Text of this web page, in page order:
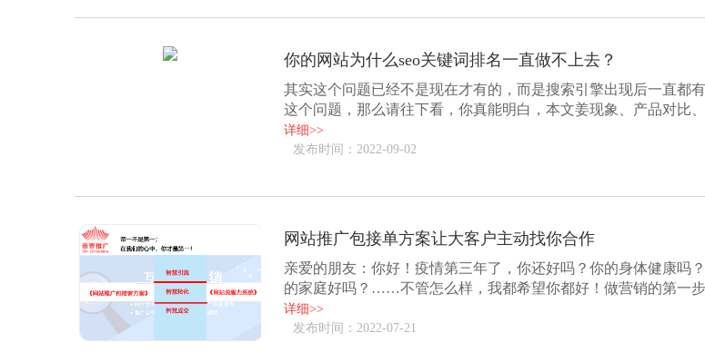
你的网站为什么seo关键词排名一直做不上去？
其实这个问题已经不是现在才有的，而是搜索引擎出现后一直都
这个问题，那么请往下看，你真能明白，本文姜现象、产品对比
seo工作……来阐述。...
详细>>
发布时间：2022-09-02
网站推广包接单方案让大客户主动找你合作
亲爱的朋友：你好！疫情第三年了，你还好吗？你的身体健康吗
的家庭好吗？……不管怎么样，我都希望你都好！做营销的第一
步建立关系，第三步成交...
详细>>
发布时间：2022-07-21